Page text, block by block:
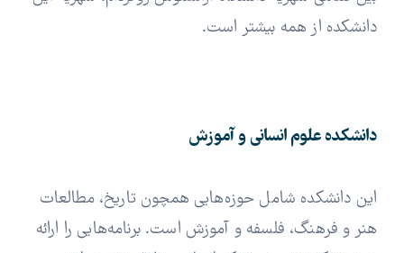
دانشکده از همه بیشتر است.
دانشکده علوم انسانی و آموزش
این دانشکده شامل حوزه‌هایی همچون تاریخ، مطالعات
هنر و فرهنگ، فلسفه و آموزش است. برنامه‌هایی را ارائه